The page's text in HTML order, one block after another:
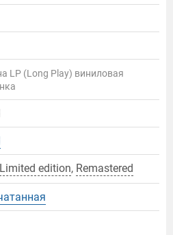
LP (Long Play) виниловая
Limited edition, Remastered